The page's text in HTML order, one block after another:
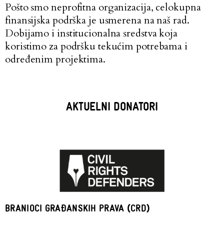
Pošto smo neprofitna organizacija, celokupna
finansijska podrška je usmerena na naš rad.
Dobijamo i institucionalna sredstva koja
koristimo za podršku tekućim potrebama i
određenim projektima.
AKTUELNI DONATORI
BRANIOCI GRAĐANSKIH PRAVA (CRD)